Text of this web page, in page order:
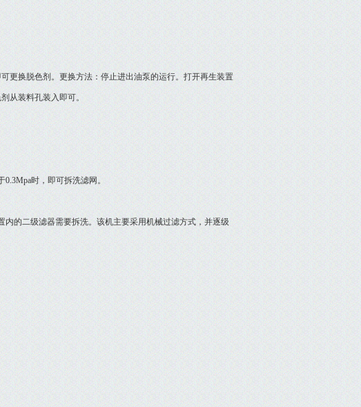
换脱色剂。更换方法：停止进出油泵的运行。打开再生装置
从装料孔装入即可。
时，即可拆洗滤网。
的二级滤器需要拆洗。该机主要采用机械过滤方式，并逐级